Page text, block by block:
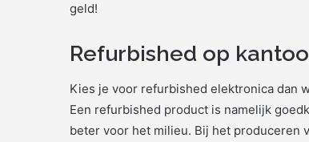
geld!
Refurbished op
Kies je voor refurbished elektronica dan
Een refurbished product is namelijk
beter voor het milieu. Bij het produceren